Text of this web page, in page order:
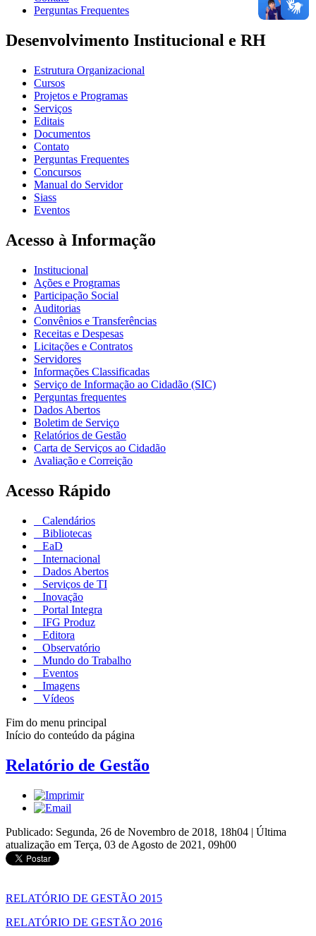
Perguntas Frequentes
Desenvolvimento Institucional e RH
Estrutura Organizacional
Cursos
Projetos e Programas
Serviços
Editais
Documentos
Contato
Perguntas Frequentes
Concursos
Manual do Servidor
Siass
Eventos
Acesso à Informação
Institucional
Ações e Programas
Participação Social
Auditorias
Convênios e Transferências
Receitas e Despesas
Licitações e Contratos
Servidores
Informações Classificadas
Serviço de Informação ao Cidadão (SIC)
Perguntas frequentes
Dados Abertos
Boletim de Serviço
Relatórios de Gestão
Carta de Serviços ao Cidadão
Avaliação e Correição
Acesso Rápido
Calendários
Bibliotecas
EaD
Internacional
Dados Abertos
Serviços de TI
Inovação
Portal Integra
IFG Produz
Editora
Observatório
Mundo do Trabalho
Eventos
Imagens
Vídeos
Fim do menu principal
Início do conteúdo da página
Relatório de Gestão
Publicado: Segunda, 26 de Novembro de 2018, 18h04 | Última
atualização em Terça, 03 de Agosto de 2021, 09h00
RELATÓRIO DE GESTÃO 2015
RELATÓRIO DE GESTÃO 2016